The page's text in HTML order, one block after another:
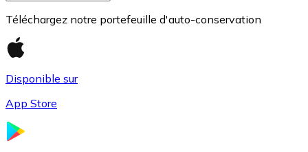
Téléchargez notre portefeuille d'auto-conservation
Disponible sur
App Store